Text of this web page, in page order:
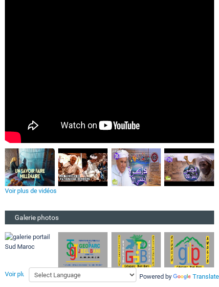
Voir plus de vidéos
Galerie photos
Voir plus de photos Powered by Translate